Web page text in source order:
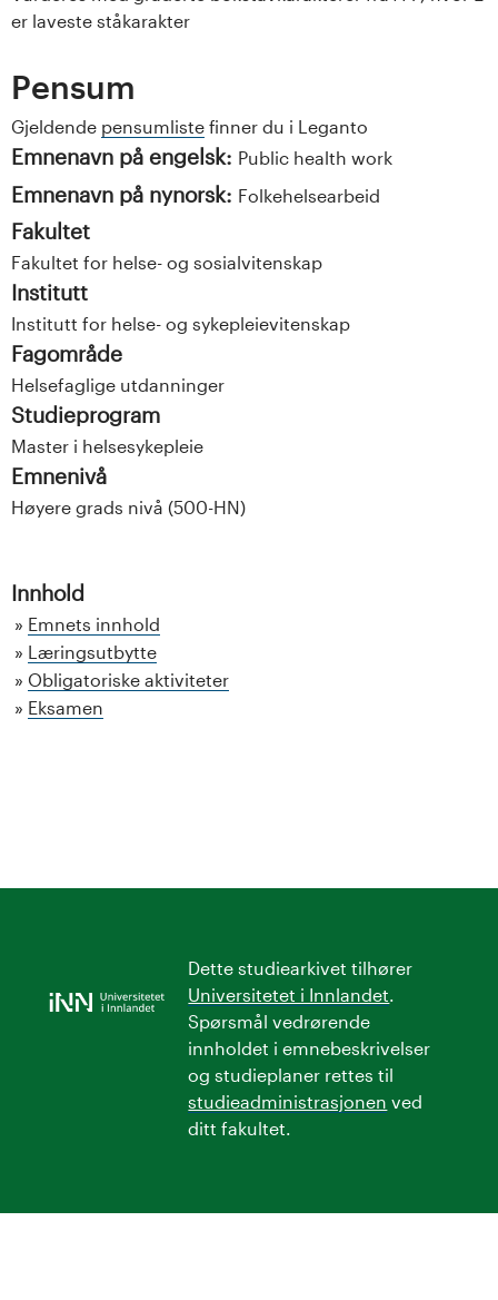
er laveste ståkarakter
Pensum
Gjeldende pensumliste finner du i Leganto
Emnenavn på engelsk: Public health work
Emnenavn på nynorsk: Folkehelsearbeid
Fakultet
Fakultet for helse- og sosialvitenskap
Institutt
Institutt for helse- og sykepleievitenskap
Fagområde
Helsefaglige utdanninger
Studieprogram
Master i helsesykepleie
Emnenivå
Høyere grads nivå (500-HN)
Innhold
Emnets innhold
Læringsutbytte
Obligatoriske aktiviteter
Eksamen
Dette studiearkivet tilhører
Universitetet i Innlandet.
Spørsmål vedrørende
innholdet i emnebeskrivelser
og studieplaner rettes til
studieadministrasjonen ved
ditt fakultet.